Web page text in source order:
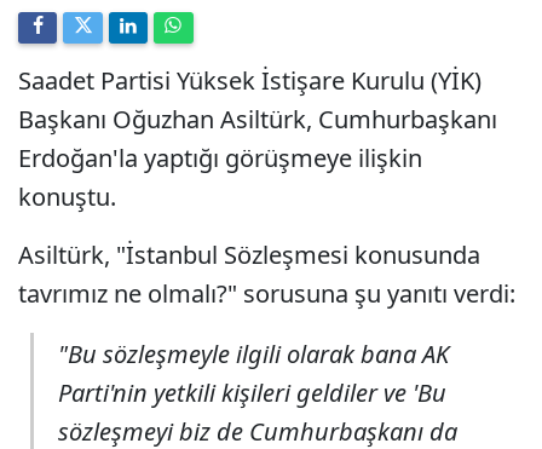
Saadet Partisi Yüksek İstişare Kurulu (YİK)
Başkanı Oğuzhan Asiltürk, Cumhurbaşkanı
Erdoğan'la yaptığı görüşmeye ilişkin
konuştu.
Asiltürk, "İstanbul Sözleşmesi konusunda
tavrımız ne olmalı?" sorusuna şu yanıtı verdi:
"Bu sözleşmeyle ilgili olarak bana AK
Parti'nin yetkili kişileri geldiler ve 'Bu
sözleşmeyi biz de Cumhurbaşkanı da